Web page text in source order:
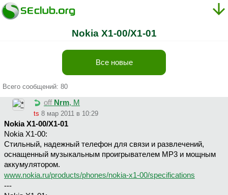
Nokia X1-00/X1-01
Все новые
Всего сообщений: 80
off Nrm, М
ts 8 мар 2011 в 10:29
Nokia X1-00/X1-01
Nokia X1-00:
Стильный, надежный телефон для связи и развлечений,
оснащенный музыкальным проигрывателем МР3 и мощным
аккумулятором.
www.nokia.ru/products/phones/nokia-x1-00/specifications
---